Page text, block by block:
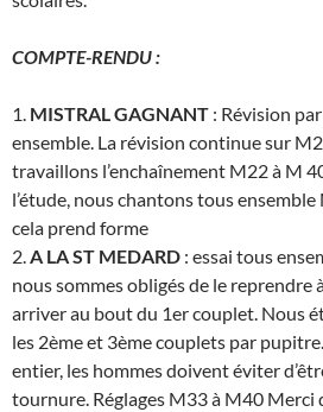
COMPTE-RENDU :
1. MISTRAL GAGNANT : Révision
ensemble. La révision continue sur
travaillons l’enchaînement M22 à M
l’étude, nous chantons tous ensemble
cela prend forme
2.A LA ST MEDARD : essai tous
nous sommes obligés de le reprendre
arriver au bout du 1er couplet. Nous
les 2ème et 3ème couplets par
entier, les hommes doivent éviter
tournure. Réglages M33 à M40 Merci